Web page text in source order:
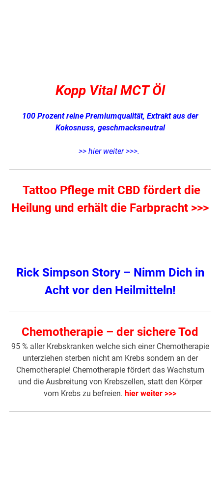
Kopp Vital MCT Öl
100 Prozent reine Premiumqualität, Extrakt aus der
Kokosnuss, geschmacksneutral
>> hier weiter >>>.
Tattoo Pflege mit CBD fördert die
Heilung und erhält die Farbpracht >>>
Rick Simpson Story – Nimm Dich in
Acht vor den Heilmitteln!
Chemotherapie – der sichere Tod
95 % aller Krebskranken welche sich einer Chemotherapie
unterziehen sterben nicht am Krebs sondern an der
Chemotherapie! Chemotherapie fördert das Wachstum
und die Ausbreitung von Krebszellen, statt den Körper
vom Krebs zu befreien. hier weiter >>>